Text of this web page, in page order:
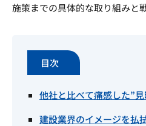
施策までの具体的な取り組みと
目次
他社と比べて痛感した”
建設業界のイメージを払